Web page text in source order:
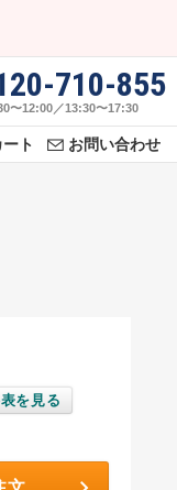
710-855
〜12:00／13:30〜17:30
ート お問い合わせ
を見る